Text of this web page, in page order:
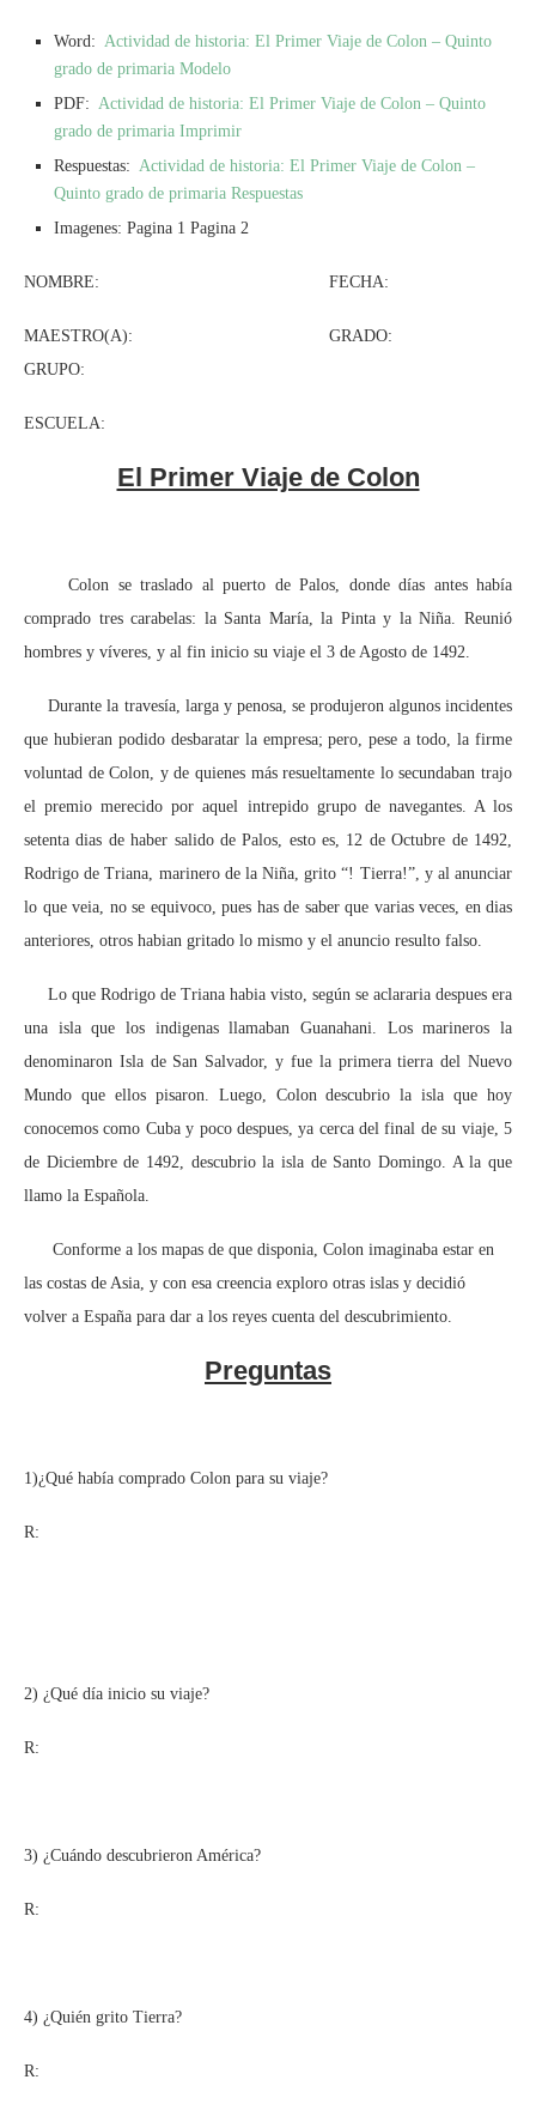
Word: Actividad de historia: El Primer Viaje de Colon – Quinto
grado de primaria Modelo
PDF: Actividad de historia: El Primer Viaje de Colon – Quinto
grado de primaria Imprimir
Respuestas: Actividad de historia: El Primer Viaje de Colon –
Quinto grado de primaria Respuestas
Imagenes: Pagina 1 Pagina 2
NOMBRE: FECHA:
MAESTRO(A): GRADO:
GRUPO:
ESCUELA:
El Primer Viaje de Colon
Colon se traslado al puerto de Palos, donde días antes había
comprado tres carabelas: la Santa María, la Pinta y la Niña. Reunió
hombres y víveres, y al fin inicio su viaje el 3 de Agosto de 1492.
Durante la travesía, larga y penosa, se produjeron algunos incidentes
que hubieran podido desbaratar la empresa; pero, pese a todo, la firme
voluntad de Colon, y de quienes más resueltamente lo secundaban trajo
el premio merecido por aquel intrepido grupo de navegantes. A los
setenta dias de haber salido de Palos, esto es, 12 de Octubre de 1492,
Rodrigo de Triana, marinero de la Niña, grito “! Tierra!”, y al anunciar
lo que veia, no se equivoco, pues has de saber que varias veces, en dias
anteriores, otros habian gritado lo mismo y el anuncio resulto falso.
Lo que Rodrigo de Triana habia visto, según se aclararia despues era
una isla que los indigenas llamaban Guanahani. Los marineros la
denominaron Isla de San Salvador, y fue la primera tierra del Nuevo
Mundo que ellos pisaron. Luego, Colon descubrio la isla que hoy
conocemos como Cuba y poco despues, ya cerca del final de su viaje, 5
de Diciembre de 1492, descubrio la isla de Santo Domingo. A la que
llamo la Española.
Conforme a los mapas de que disponia, Colon imaginaba estar en
las costas de Asia, y con esa creencia exploro otras islas y decidió
volver a España para dar a los reyes cuenta del descubrimiento.
Preguntas
1)¿Qué había comprado Colon para su viaje?
R:
2) ¿Qué día inicio su viaje?
R:
3) ¿Cuándo descubrieron América?
R:
4) ¿Quién grito Tierra?
R: